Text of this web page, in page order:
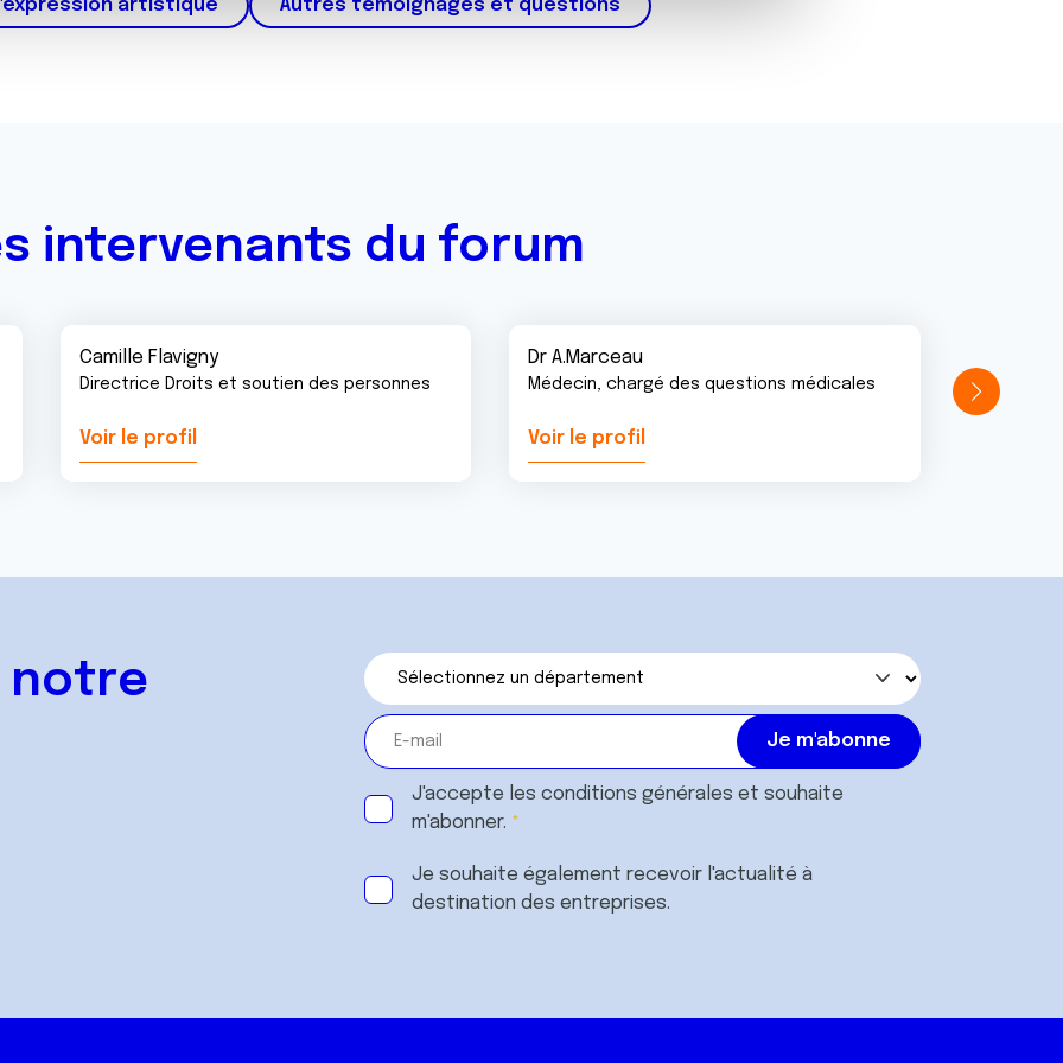
ont collectées lors de votre utilisation de leurs services.
artistique Autres témoignages et questions
intervenants du forum
Camille Flavigny
Directrice Droits et soutien des personnes
Voir le profil
Dr A.Marceau
Médecin, chargé des questions médicales
Voir le profil
notre
J'accepte les conditions générales et souhaite
m'abonner.
Je souhaite également recevoir l'actualité à
destination des entreprises.